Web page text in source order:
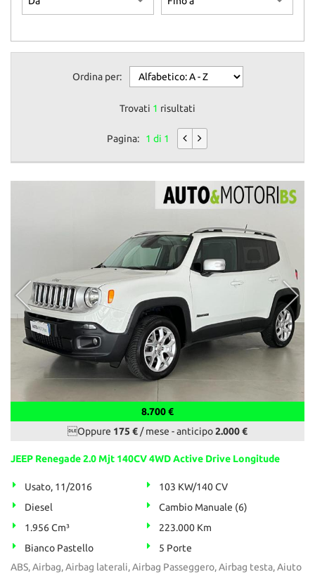
Ordina per:
Trovati 1 risultati
Pagina: 1 di 1
8.700 €
Oppure 175 €/ mese -anticipo2.000 €
JEEP Renegade 2.0 Mjt 140CV 4WD Active Drive Longitude
Usato, 11/2016
103 KW/140 CV
Diesel
Cambio Manuale (6)
1.956 Cm³
223.000 Km
Bianco Pastello
5 Porte
ABS, Airbag, Airbag laterali, Airbag Passeggero, Airbag testa, Aiuto